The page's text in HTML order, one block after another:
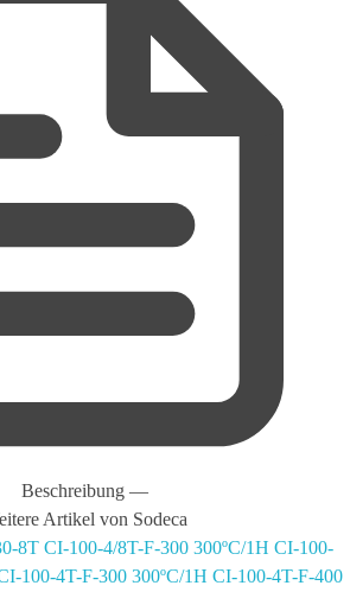
Beschreibung —
Artikel von Sodeca
8T CI-100-4/8T-F-300 300ºC/1H CI-100-
100-4T-F-300 300ºC/1H CI-100-4T-F-400